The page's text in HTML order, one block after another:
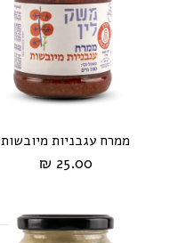
ממרח עגבניות מיובשות
25.00 ₪